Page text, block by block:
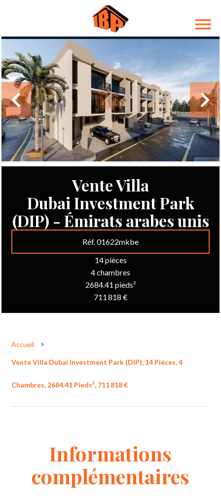
Vente Villa
Dubai Investment Park
(DIP) - Émirats arabes unis
Réf. 01622mkbe
14 pièces
4 chambres
2684.41 pieds²
711 818 €
Accueil
Vente Villa Dubai Investment Park (DIP), 14 Pièces, 4
Chambres, 2684.41 Pieds², 711 818 €
Informations
complémentaires